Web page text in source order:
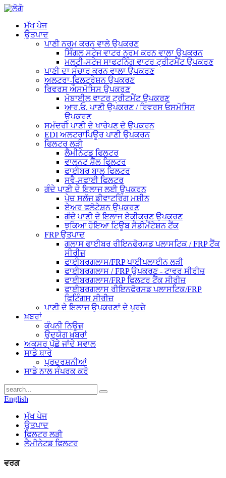
ਮੁੱਖ ਪੇਜ
ਉਤਪਾਦ
ਪਾਣੀ ਨਰਮ ਕਰਨ ਵਾਲੇ ਉਪਕਰਣ
ਸਿੰਗਲ ਸਟੇਜ ਵਾਟਰ ਨਰਮ ਕਰਨ ਵਾਲਾ ਉਪਕਰਨ
ਮਲਟੀ-ਸਟੇਜ ਸਾਫਟਨਿੰਗ ਵਾਟਰ ਟ੍ਰੀਟਮੈਂਟ ਉਪਕਰਣ
ਪਾਣੀ ਦਾ ਸੰਚਾਰ ਕਰਨ ਵਾਲਾ ਉਪਕਰਣ
ਅਲਟਰਾ-ਫਿਲਟਰੇਸ਼ਨ ਉਪਕਰਣ
ਰਿਵਰਸ ਔਸਮੋਸਿਸ ਉਪਕਰਣ
ਮੋਬਾਈਲ ਵਾਟਰ ਟ੍ਰੀਟਮੈਂਟ ਉਪਕਰਣ
ਆਰ.ਓ. ਪਾਣੀ ਉਪਕਰਣ / ਰਿਵਰਸ ਓਸਮੋਸਿਸ
ਉਪਕਰਣ
ਸਮੁੰਦਰੀ ਪਾਣੀ ਦੇ ਖਾਰੇਪਣ ਦੇ ਉਪਕਰਨ
EDI ਅਲਟਰਾਪਿਊਰ ਪਾਣੀ ਉਪਕਰਨ
ਫਿਲਟਰ ਲੜੀ
ਲੈਮੀਨੇਟਡ ਫਿਲਟਰ
ਵਾਲਨਟ ਸ਼ੈੱਲ ਫਿਲਟਰ
ਫਾਈਬਰ ਬਾਲ ਫਿਲਟਰ
ਸਵੈ-ਸਫਾਈ ਫਿਲਟਰ
ਗੰਦੇ ਪਾਣੀ ਦੇ ਇਲਾਜ ਲਈ ਉਪਕਰਨ
ਪੇਚ ਸਲੱਜ ਡੀਵਾਟਰਿੰਗ ਮਸ਼ੀਨ
ਏਅਰ ਫਲੋਟੇਸ਼ਨ ਉਪਕਰਣ
ਗੰਦੇ ਪਾਣੀ ਦੇ ਇਲਾਜ ਏਕੀਕਰਣ ਉਪਕਰਣ
ਝੁਕਿਆ ਹੋਇਆ ਟਿਊਬ ਸੈਡੀਮੈਂਟੇਸ਼ਨ ਟੈਂਕ
FRP ਉਤਪਾਦ
ਗਲਾਸ ਫਾਈਬਰ ਰੀਇਨਫੋਰਸਡ ਪਲਾਸਟਿਕ / FRP ਟੈਂਕ
ਸੀਰੀਜ਼
ਫਾਈਬਰਗਲਾਸ/FRP ਪਾਈਪਲਾਈਨ ਲੜੀ
ਫਾਈਬਰਗਲਾਸ / FRP ਉਪਕਰਣ - ਟਾਵਰ ਸੀਰੀਜ਼
ਫਾਈਬਰਗਲਾਸ/FRP ਫਿਲਟਰ ਟੈਂਕ ਸੀਰੀਜ਼
ਫਾਈਬਰਗਲਾਸ ਰੀਇਨਫੋਰਸਡ ਪਲਾਸਟਿਕ/FRP
ਫਿਟਿੰਗਸ ਸੀਰੀਜ਼
ਪਾਣੀ ਦੇ ਇਲਾਜ ਉਪਕਰਣਾਂ ਦੇ ਪੁਰਜ਼ੇ
ਖ਼ਬਰਾਂ
ਕੰਪਨੀ ਨਿਊਜ਼
ਉਦਯੋਗ ਖ਼ਬਰਾਂ
ਅਕਸਰ ਪੁੱਛੇ ਜਾਂਦੇ ਸਵਾਲ
ਸਾਡੇ ਬਾਰੇ
ਪ੍ਰਦਰਸ਼ਨੀਆਂ
ਸਾਡੇ ਨਾਲ ਸੰਪਰਕ ਕਰੋ
English
ਮੁੱਖ ਪੇਜ
ਉਤਪਾਦ
ਫਿਲਟਰ ਲੜੀ
ਲੈਮੀਨੇਟਡ ਫਿਲਟਰ
ਵਰਗ